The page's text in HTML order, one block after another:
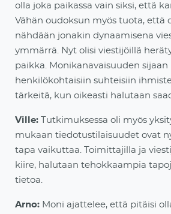
olla joka paikassa vain siksi, että
Vähän oudoksun myös tuota, että
nähdään jonakin dynaamisena
ymmärrä. Nyt olisi viestijöillä
paikka.
Monikanavaisuuden sijaan
henkilökohtaisiin suhteisiin
tärkeitä, kun oikeasti halutaan
Ville: Tutkimuksessa oli myös
mukaan tiedotustilaisuudet ovat
tapa vaikuttaa. Toimittajilla ja
kiire, halutaan tehokkaampia
tietoa.
Arno: Moni ajattelee, että pitäisi